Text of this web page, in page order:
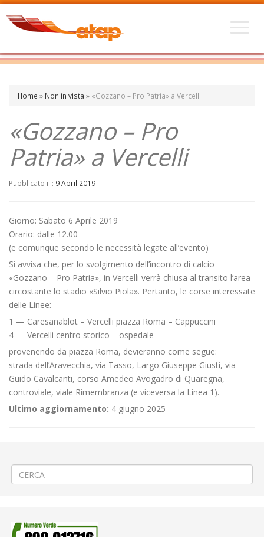
Home » Non in vista » «Gozzano – Pro Patria» a Vercelli
«Gozzano – Pro
Patria» a Vercelli
Pubblicato il : 9 April 2019
Giorno: Sabato 6 Aprile 2019
Orario: dalle 12.00
(e comunque secondo le necessità legate all’evento)
Si avvisa che, per lo svolgimento dell’incontro di calcio
«Gozzano – Pro Patria», in Vercelli verrà chiusa al transito l’area
circostante lo stadio «Silvio Piola». Pertanto, le corse interessate
delle Linee:
1 — Caresanablot – Vercelli piazza Roma – Cappuccini
4 — Vercelli centro storico – ospedale
provenendo da piazza Roma, devieranno come segue:
strada dell’Aravecchia, via Tasso, Largo Giuseppe Giusti, via
Guido Cavalcanti, corso Amedeo Avogadro di Quaregna,
controviale, viale Rimembranza (e viceversa la Linea 1).
Ultimo aggiornamento: 4 giugno 2025